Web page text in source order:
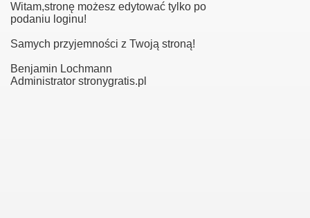
Witam,stronę możesz edytować tylko po
podaniu loginu!
Samych przyjemności z Twoją stroną!
Benjamin Lochmann
Administrator stronygratis.pl